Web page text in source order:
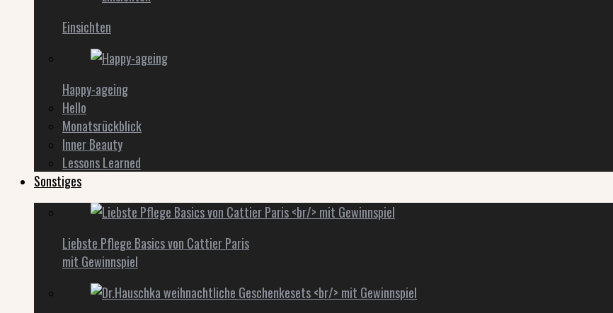
Einsichten
Happy-ageing
Hello
Monatsrückblick
Inner Beauty
Lessons Learned
Sonstiges
Liebste Pflege Basics von Cattier Paris
mit Gewinnspiel